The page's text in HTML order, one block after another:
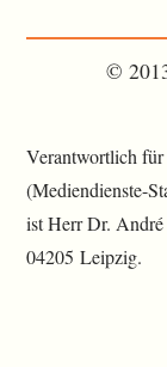
©
Verantwortlich
(Mediendienste-
ist Herr Dr.
04205 Leipzig.